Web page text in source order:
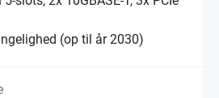
(op til år 2030)